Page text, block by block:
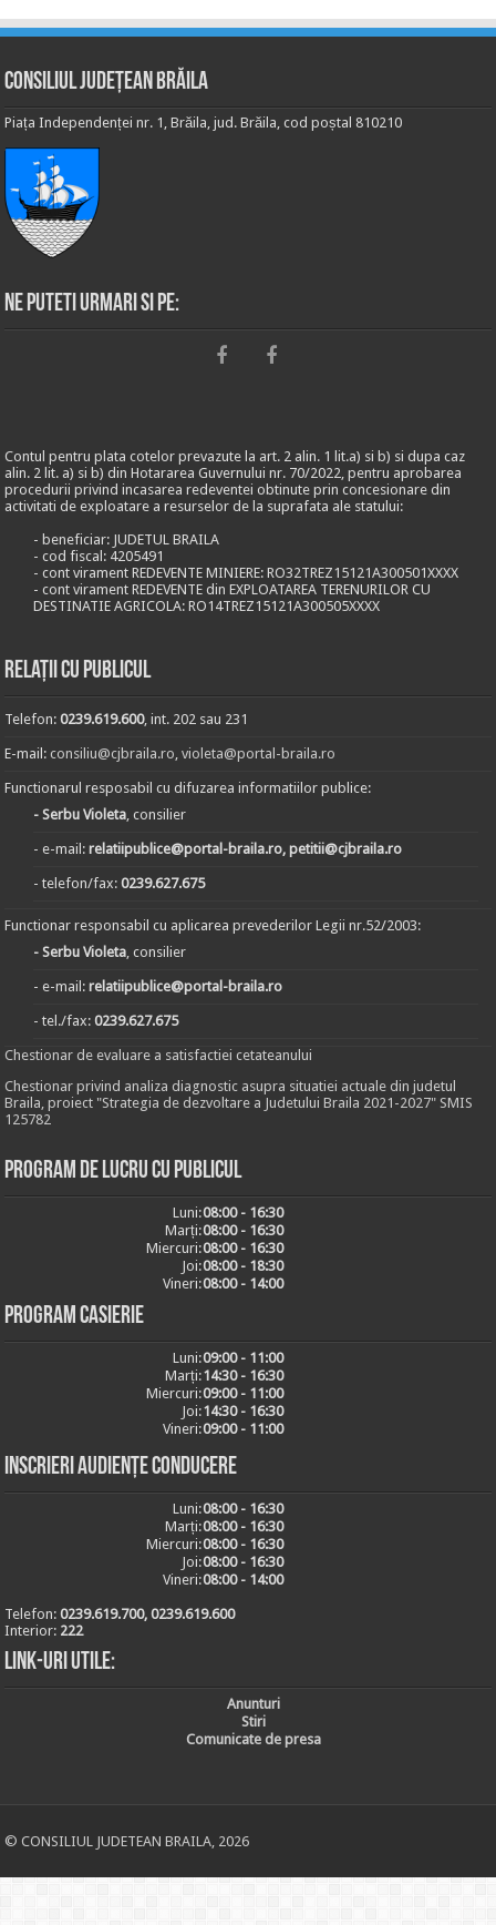
Consiliul Județean Brăila
Piața Independenței nr. 1, Brăila, jud. Brăila, cod poștal 810210
Ne puteti urmari si pe:
Contul pentru plata cotelor prevazute la art. 2 alin. 1 lit.a) si b) si dupa caz
alin. 2 lit. a) si b) din Hotararea Guvernului nr. 70/2022, pentru aprobarea
procedurii privind incasarea redeventei obtinute prin concesionare din
activitati de exploatare a resurselor de la suprafata ale statului:
- beneficiar: JUDETUL BRAILA
- cod fiscal: 4205491
- cont virament REDEVENTE MINIERE: RO32TREZ15121A300501XXXX
- cont virament REDEVENTE din EXPLOATAREA TERENURILOR CU
DESTINATIE AGRICOLA: RO14TREZ15121A300505XXXX
Relații cu publicul
Telefon:0239.619.600, int. 202 sau 231
E-mail:consiliu@cjbraila.ro,violeta@portal-braila.ro
Functionarul resposabil cu difuzarea informatiilor publice:
- Serbu Violeta, consilier
- e-mail:relatiipublice@portal-braila.ro, petitii@cjbraila.ro
- telefon/fax:0239.627.675
Functionar responsabil cu aplicarea prevederilor Legii nr.52/2003:
- Serbu Violeta, consilier
- e-mail:relatiipublice@portal-braila.ro
- tel./fax:0239.627.675
Chestionar de evaluare a satisfactiei cetateanului
Chestionar privind analiza diagnostic asupra situatiei actuale din judetul
Braila, proiect "Strategia de dezvoltare a Judetului Braila 2021-2027" SMIS
125782
Program de lucru cu publicul
Luni:08:00 - 16:30
Marți:08:00 - 16:30
Miercuri:08:00 - 16:30
Joi:08:00 - 18:30
Vineri:08:00 - 14:00
Program casierie
Luni:09:00 - 11:00
Marți:14:30 - 16:30
Miercuri:09:00 - 11:00
Joi:14:30 - 16:30
Vineri:09:00 - 11:00
Inscrieri audiențe conducere
Luni:08:00 - 16:30
Marți:08:00 - 16:30
Miercuri:08:00 - 16:30
Joi:08:00 - 16:30
Vineri:08:00 - 14:00
Telefon:0239.619.700, 0239.619.600
Interior: 222
Link-uri utile:
Anunturi
Stiri
Comunicate de presa
© CONSILIUL JUDETEAN BRAILA, 2026